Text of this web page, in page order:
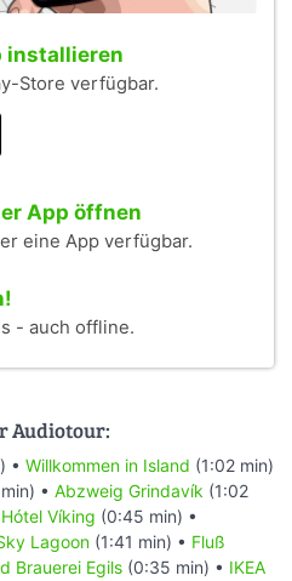
installieren
Store verfügbar.
App öffnen
eine App verfügbar.
- auch offline.
Audiotour:
• Willkommen in Island (1:02 min)
• Abzweig Grindavík (1:02
Hótel Víking (0:45 min) •
Lagoon (1:41 min) • Fluß
Brauerei Egils (0:35 min) • IKEA